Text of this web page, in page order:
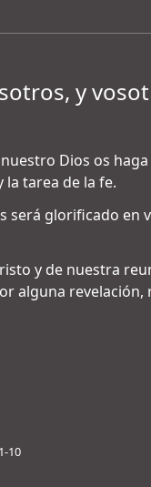
y
Dios os
tarea de la fe.
será glorificado en
y de nuestra
alguna
10